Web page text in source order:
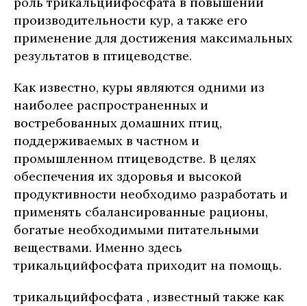
производительности кур, а также его
применение для достижения максимальных
результатов в птицеводстве.
Как известно, куры являются одними из
наиболее распространенных и
востребованных домашних птиц,
поддерживаемых в частном и
промышленном птицеводстве. В целях
обеспечения их здоровья и высокой
продуктивности необходимо разработать и
применять сбалансированные рационы,
богатые необходимыми питательными
веществами. Именно здесь
трикальцийфосфата приходит на помощь.
трикальцийфосфата , известный также как